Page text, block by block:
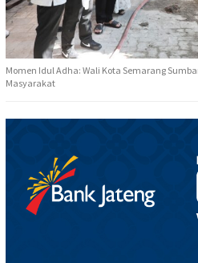
Momen Idul Adha: Wali Kota Semarang
Masyarakat